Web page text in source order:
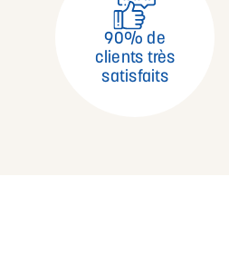
90% de
clients très
satisfaits